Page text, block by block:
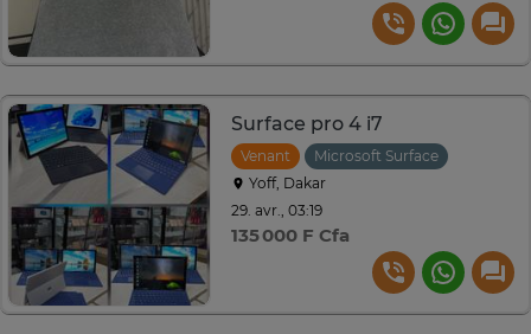
Surface pro 4 i7
Venant
Microsoft Surface
Yoff, Dakar
29. avr., 03:19
135 000 F Cfa